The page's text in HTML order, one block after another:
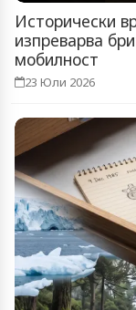
Исторически
изпреварва
мобилност
23 Юли 2026